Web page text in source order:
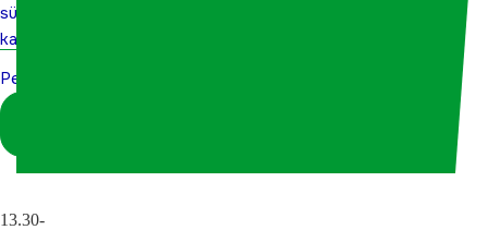
sündmuste
kalender
Perepäev
13.30-